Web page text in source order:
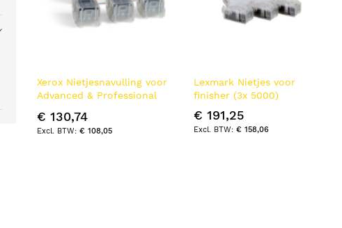
Xerox Nietjesnavulling voor
Advanced & Professional
nieteenheid
€ 130,74
€ 108,05
Lexmark Nietjes voor
finisher (3x 5000)
€ 191,25
€ 158,06